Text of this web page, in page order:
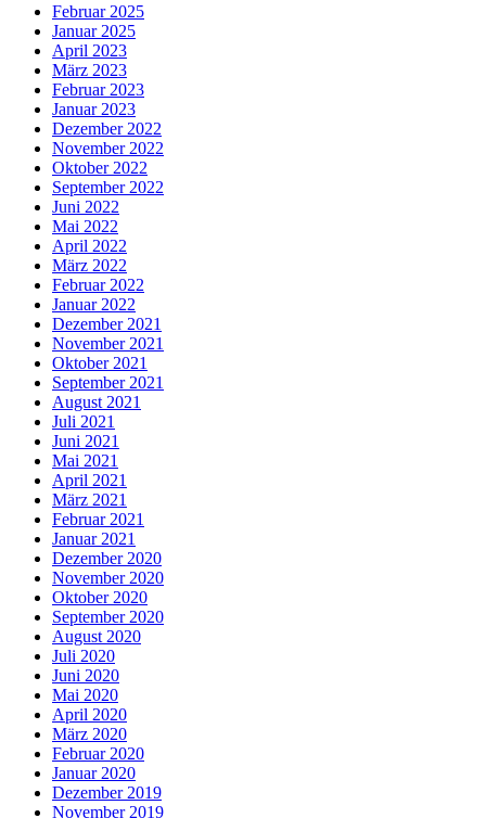
Februar 2025
Januar 2025
April 2023
März 2023
Februar 2023
Januar 2023
Dezember 2022
November 2022
Oktober 2022
September 2022
Juni 2022
Mai 2022
April 2022
März 2022
Februar 2022
Januar 2022
Dezember 2021
November 2021
Oktober 2021
September 2021
August 2021
Juli 2021
Juni 2021
Mai 2021
April 2021
März 2021
Februar 2021
Januar 2021
Dezember 2020
November 2020
Oktober 2020
September 2020
August 2020
Juli 2020
Juni 2020
Mai 2020
April 2020
März 2020
Februar 2020
Januar 2020
Dezember 2019
November 2019